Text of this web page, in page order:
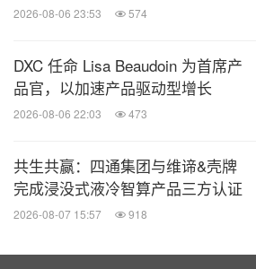
2026-08-06 23:53 574
DXC 任命 Lisa Beaudoin 为首席产
品官，以加速产品驱动型增长
2026-08-06 22:03 473
共生共赢：四通集团与维谛&壳牌
完成浸没式液冷智算产品三方认证
2026-08-07 15:57 918